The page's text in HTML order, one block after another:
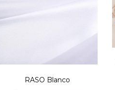
RASO Blanco